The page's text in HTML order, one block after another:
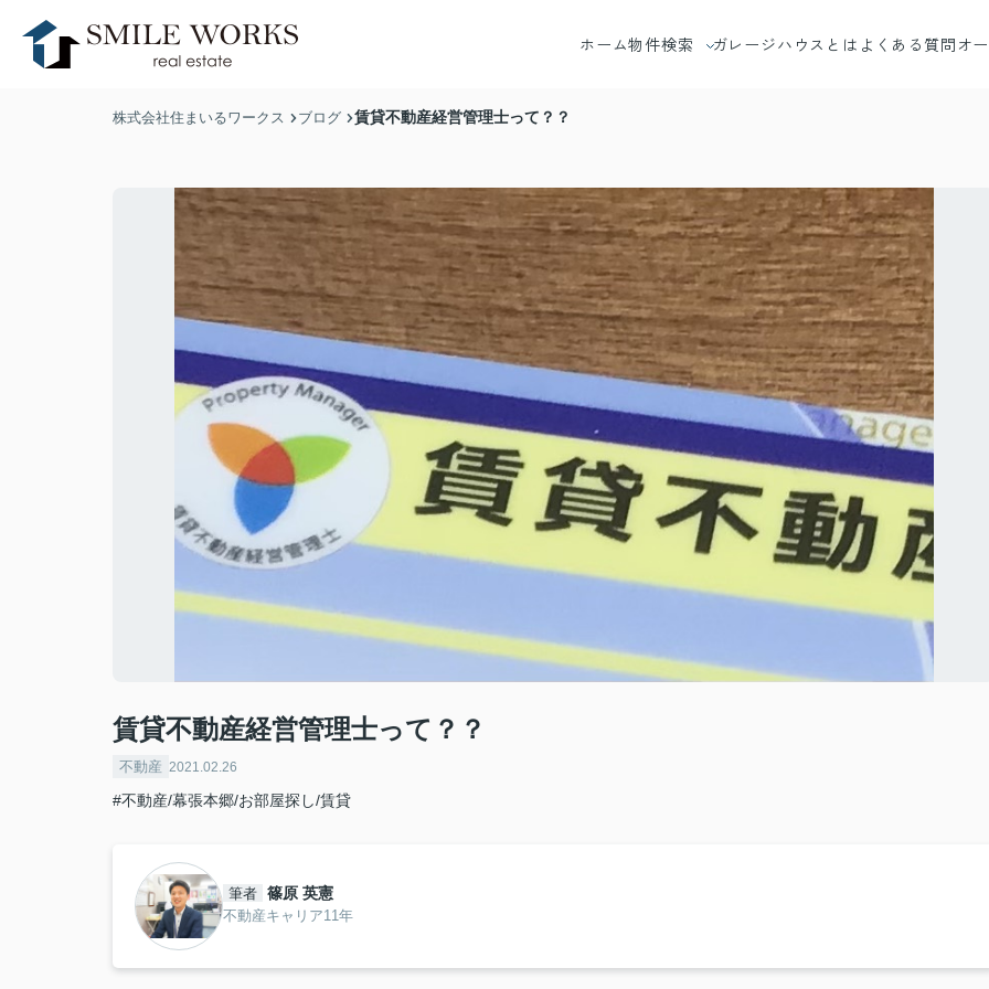
ホーム物件検索
ガレージハウスとは よくある質問 オ
株式会社住まいるワークス ブログ 賃貸不動産経営管理士って？？
賃貸不動産経営管理士って？？
不動産 2021.02.26
#不動産/幕張本郷/お部屋探し/賃貸
筆者 篠原 英憲
不動産キャリア11年